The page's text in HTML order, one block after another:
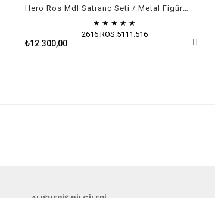
Hero Ros Mdl Satranç Seti / Metal Figürlü
★ ★ ★ ★ ★
2616.ROS.5111.516
₺12.300,00